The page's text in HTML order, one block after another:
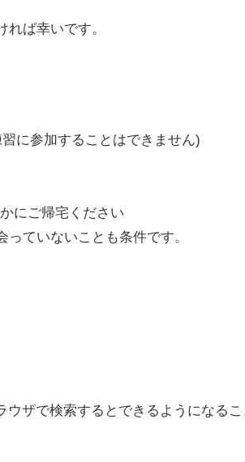
ば幸いです。
に参加することはできません)
にご帰宅ください
ていないことも条件です。
ザで検索するとできるようになる